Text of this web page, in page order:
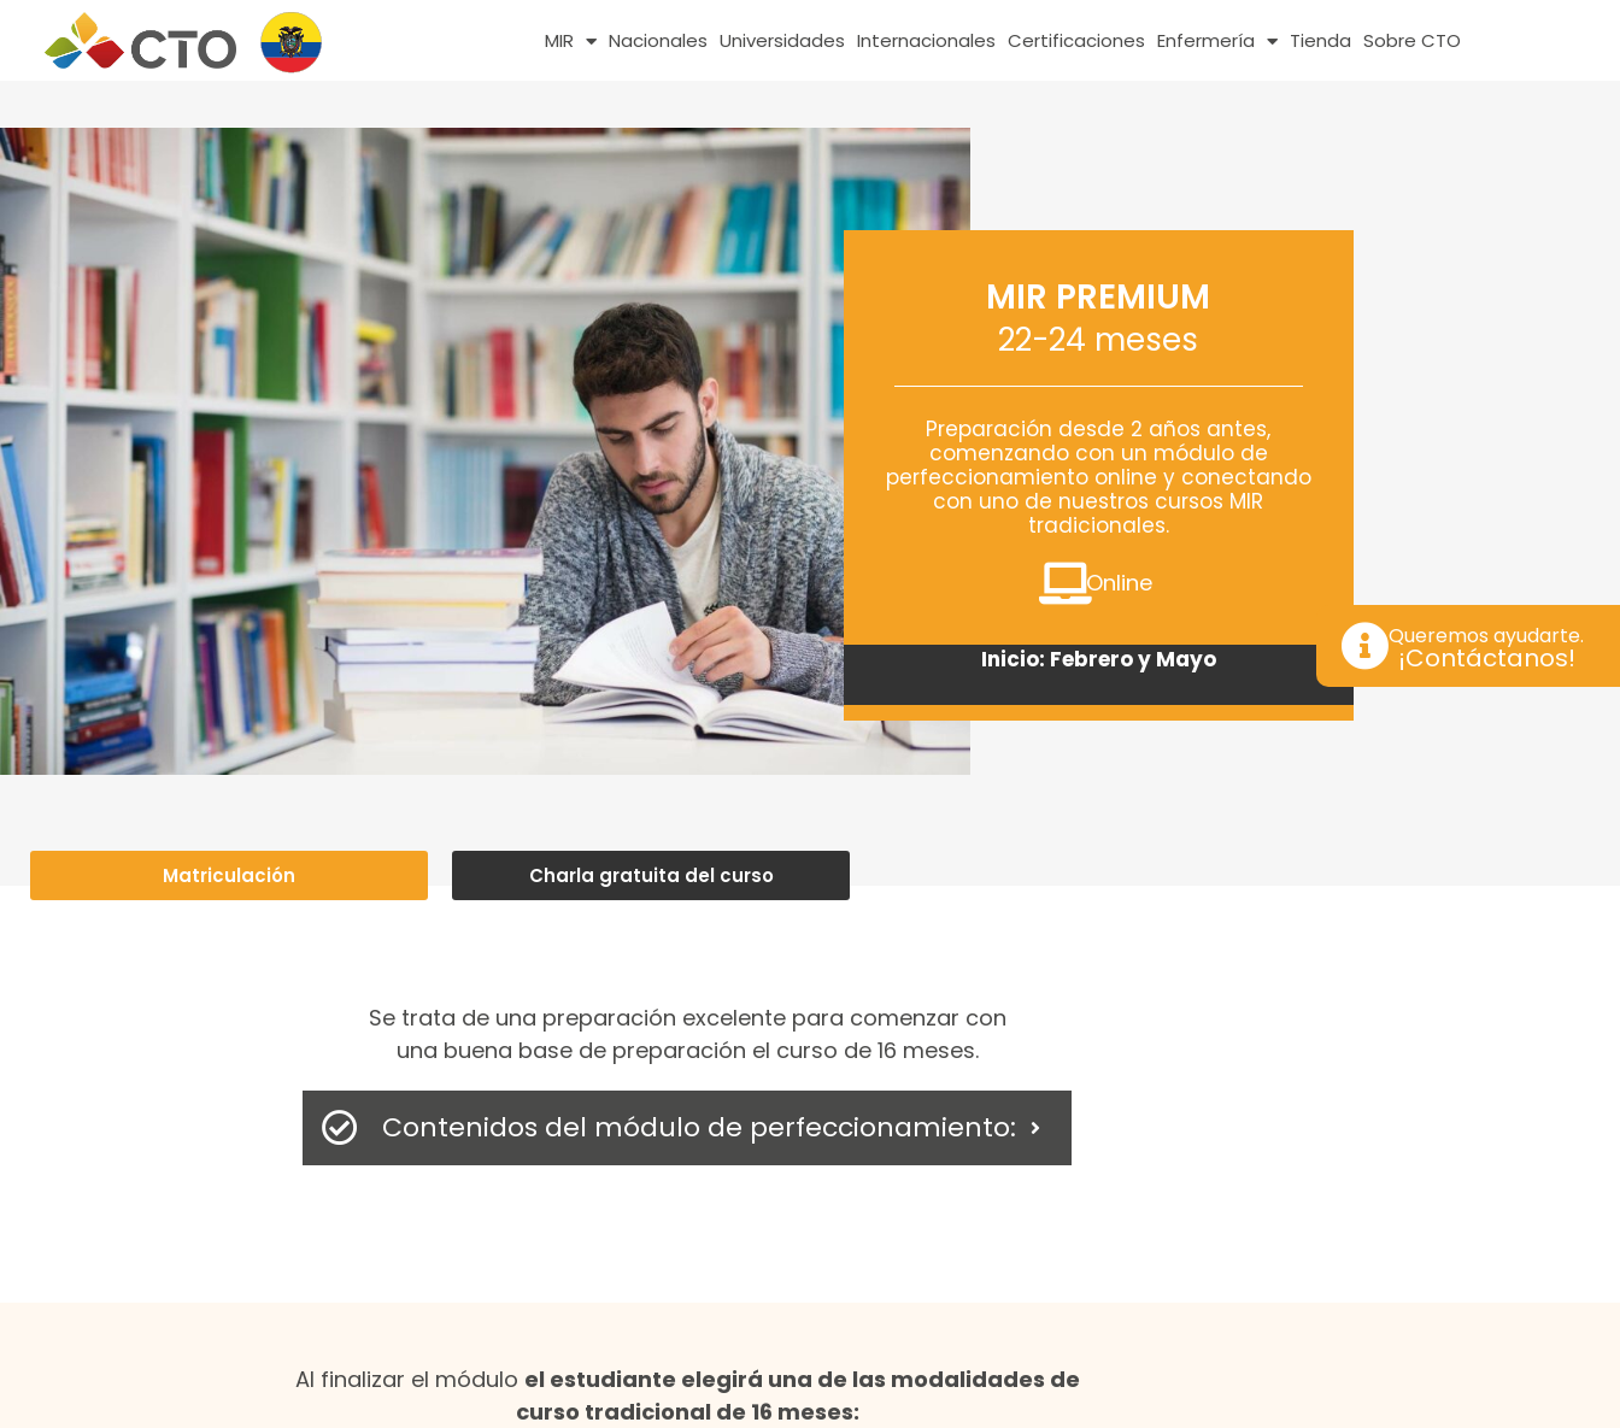
Queremos ayudarte.
¡Contáctanos!
MIR Nacionales Universidades Internacionales Certificaciones Enfermería Tienda Sobre CTO
MIR PREMIUM
22-24 meses
Preparación desde 2 años antes,
comenzando con un módulo de
perfeccionamiento online y conectando
con uno de nuestros cursos MIR
tradicionales.
Online
Inicio: Febrero y Mayo
Matriculación Charla gratuita del curso
Se trata de una preparación excelente para comenzar con
una buena base de preparación el curso de 16 meses.
Contenidos del módulo de perfeccionamiento:
Al finalizar el módulo el estudiante elegirá una de las modalidades de
curso tradicional de 16 meses: